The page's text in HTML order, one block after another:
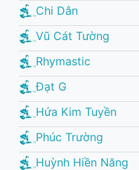
Chi Dân
Vũ Cát Tường
Rhymastic
Đạt G
Hứa Kim Tuyền
Phúc Trường
Huỳnh Hiền Năng